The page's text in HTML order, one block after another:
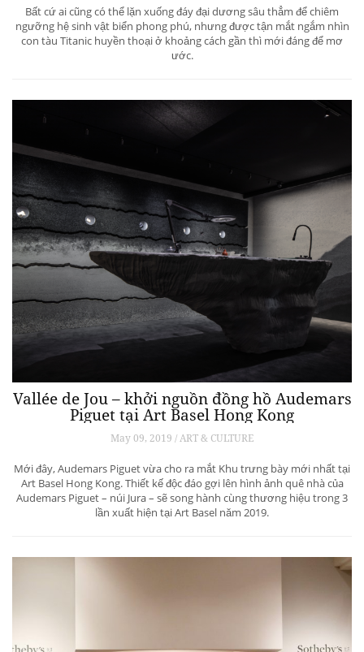
Bất cứ ai cũng có thể lặn xuống đáy đại dương sâu thẳm để chiêm
ngưỡng hệ sinh vật biển phong phú, nhưng được tận mắt ngắm nhìn
con tàu Titanic huyền thoại ở khoảng cách gần thì mới đáng để mơ
ước.
Vallée de Jou – khởi nguồn đồng hồ Audemars
Piguet tại Art Basel Hong Kong
May 09, 2019 / ART & CULTURE
Mới đây, Audemars Piguet vừa cho ra mắt Khu trưng bày mới nhất tại
Art Basel Hong Kong. Thiết kế độc đáo gợi lên hình ảnh quê nhà của
Audemars Piguet – núi Jura – sẽ song hành cùng thương hiệu trong 3
lần xuất hiện tại Art Basel năm 2019.